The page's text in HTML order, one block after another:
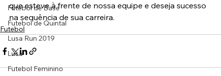
Futebol de Base
Futebol de Quintal
Lusa Run 2019
Lusa
Futebol Feminino
que esteve à frente de nossa equipe e deseja sucesso
na sequência de sua carreira.
Futebol